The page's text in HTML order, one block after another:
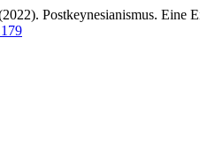
Postkeynesianismus.